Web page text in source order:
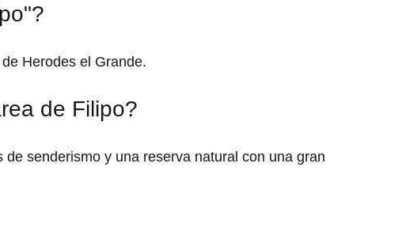
Herodes el Grande.
de Filipo?
senderismo y una reserva natural con una gran